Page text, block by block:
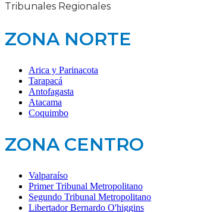
Tribunales Regionales
ZONA NORTE
Arica y Parinacota
Tarapacá
Antofagasta
Atacama
Coquimbo
ZONA CENTRO
Valparaíso
Primer Tribunal Metropolitano
Segundo Tribunal Metropolitano
Libertador Bernardo O'higgins